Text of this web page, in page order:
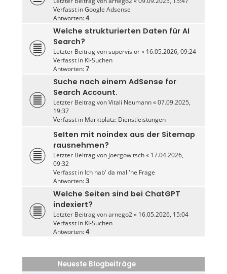
Verfasst inGoogle Adsense
Antworten:4
Welche strukturierten Daten für AI
Search?
Letzter Beitrag vonsupervisior« 16.05.2026, 09:24
Verfasst in KI-Suchen
Antworten:7
Suche nach einem AdSense for
Search Account.
Letzter Beitrag vonVitali Neumann«07.09.2025,
19:37
Verfasst in Marktplatz: Dienstleistungen
SeIten mit noindex aus der Sitemap
rausnehmen?
Letzter Beitrag von joergowitsch« 17.04.2026,
09:32
Verfasst in Ich hab' da mal 'ne Frage
Antworten:3
Welche Seiten sind bei ChatGPT
indexiert?
Letzter Beitrag vonarnego2« 16.05.2026, 15:04
Verfasst in KI-Suchen
Antworten:4
Neueste Blogbeiträge